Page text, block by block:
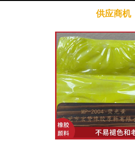
供应商机